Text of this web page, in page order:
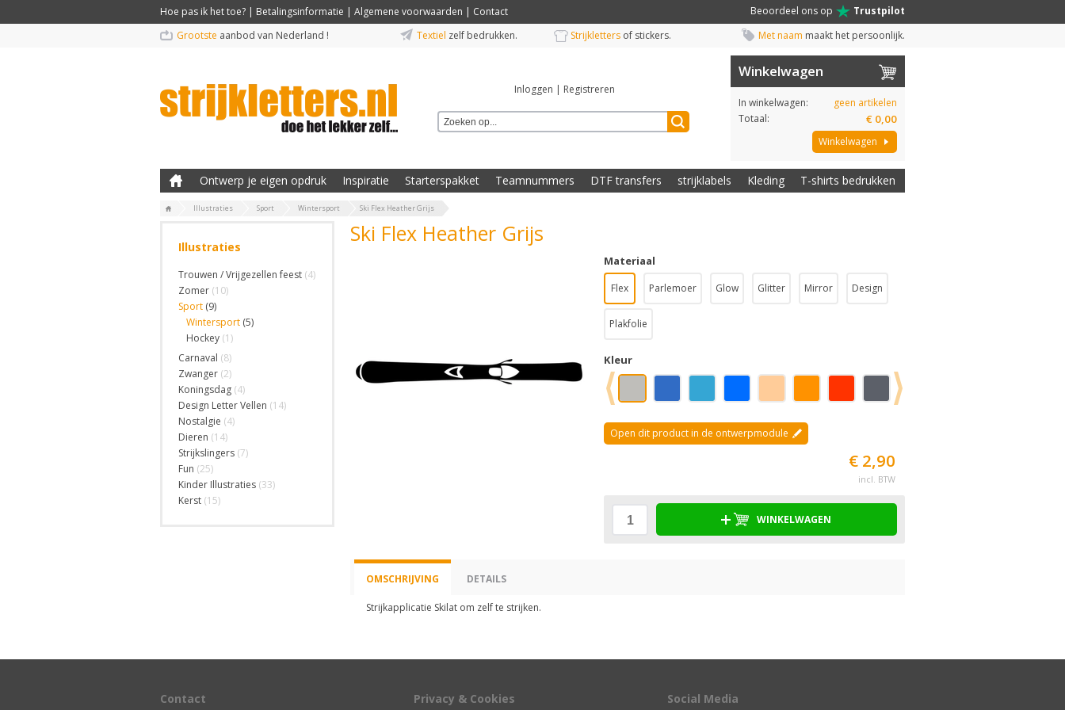
Hoe pas ik het toe? | Betalingsinformatie | Algemene voorwaarden | Contact Beoordeel ons op
Trustpilot
Grootste aanbod van Nederland ! Textiel zelf bedrukken. Strijkletters of stickers. Met naam maakt het persoonlijk.
Inloggen | Registreren
Winkelwagen
In winkelwagen:
geen artikelen
Totaal:
€ 0,00
Winkelwagen
Ontwerp je eigen opdruk Inspiratie Starterspakket Teamnummers DTF transfers strijklabels Kleding T-shirts bedrukken
Illustraties Sport Wintersport Ski Flex Heather Grijs
Illustraties
Trouwen / Vrijgezellen feest (4)
Zomer (10)
Sport (9)
Wintersport (5)
Hockey (1)
Carnaval (8)
Zwanger (2)
Koningsdag (4)
Design Letter Vellen (14)
Nostalgie (4)
Dieren (14)
Strijkslingers (7)
Fun (25)
Kinder Illustraties (33)
Kerst (15)
Ski Flex Heather Grijs
Materiaal
Flex Parlemoer Glow Glitter Mirror Design
Plakfolie
Kleur
Open dit product in de ontwerpmodule
€ 2,90
incl. BTW
WINKELWAGEN
OMSCHRIJVING DETAILS
Strijkapplicatie Skilat om zelf te strijken.
Contact Privacy & Cookies Social Media